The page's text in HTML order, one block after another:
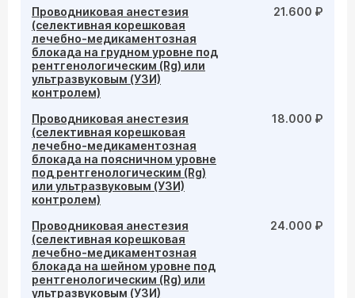
Проводниковая анестезия
(селективная корешковая
лечебно-медикаментозная
блокада на грудном уровне под
рентгенологическим (Rg) или
ультразвуковым (УЗИ)
контролем)
21.600 ₽
Проводниковая анестезия
(селективная корешковая
лечебно-медикаментозная
блокада на поясничном уровне
под рентгенологическим (Rg)
или ультразвуковым (УЗИ)
контролем)
18.000 ₽
Проводниковая анестезия
(селективная корешковая
лечебно-медикаментозная
блокада на шейном уровне под
рентгенологическим (Rg) или
ультразвуковым (УЗИ)
24.000 ₽